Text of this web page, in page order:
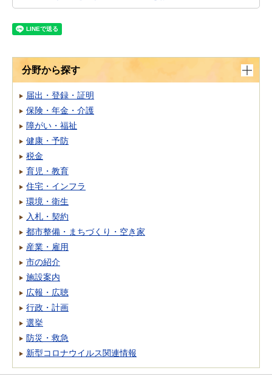
分野から探す
届出・登録・証明
保険・年金・介護
障がい・福祉
健康・予防
税金
育児・教育
住宅・インフラ
環境・衛生
入札・契約
都市整備・まちづくり・空き家
産業・雇用
市の紹介
施設案内
広報・広聴
行政・計画
選挙
防災・救急
新型コロナウイルス関連情報